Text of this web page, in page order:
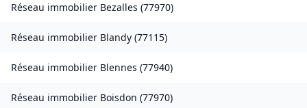
Réseau immobilier Bezalles (77970)
Réseau immobilier Blandy (77115)
Réseau immobilier Blennes (77940)
Réseau immobilier Boisdon (77970)